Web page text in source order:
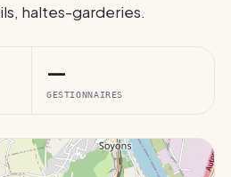
haltes-garderies.
—
GESTIONNAIRES